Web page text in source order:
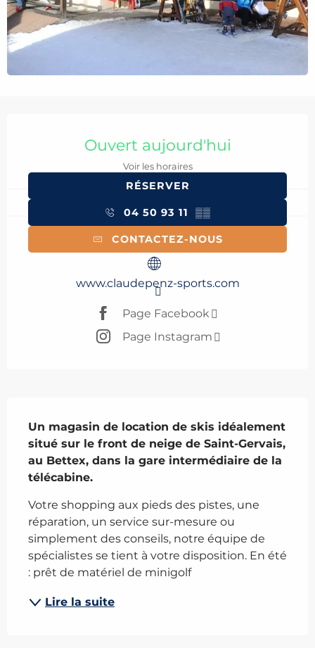
Ouvert aujourd'hui
Voir les horaires
RÉSERVER
04 50 93 11 ▒▒
CONTACTEZ-NOUS
www.claudepenz-sports.com
Page Facebook
Page Instagram
Un magasin de location de skis idéalement
situé sur le front de neige de Saint-Gervais,
au Bettex, dans la gare intermédiaire de la
télécabine.
Votre shopping aux pieds des pistes, une
réparation, un service sur-mesure ou
simplement des conseils, notre équipe de
spécialistes se tient à votre disposition. En été
: prêt de matériel de minigolf
Lire la suite